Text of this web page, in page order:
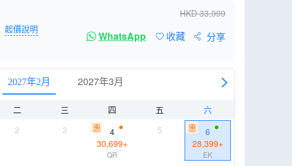
HKD33,999
起價說明
WhatsApp 收藏 分享
2027年2月 2027年3月
二 三 四 五
六
2 3 惠
4
30,699+
QR
5 惠
6
28,399+
EK